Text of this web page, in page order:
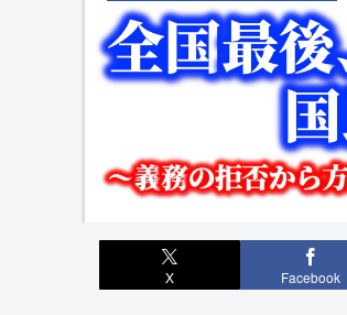
X Facebook